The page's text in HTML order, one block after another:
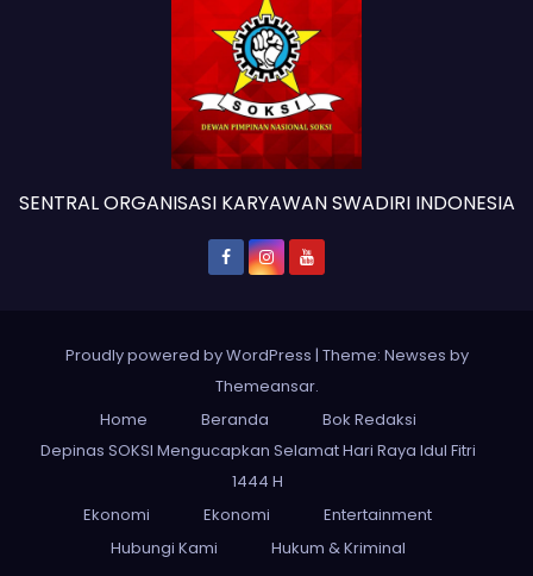
SENTRAL ORGANISASI KARYAWAN SWADIRI INDONESIA
Proudly powered by WordPress | Theme: Newses by
Themeansar.
Home
Beranda
Bok Redaksi
Depinas SOKSI Mengucapkan Selamat Hari Raya Idul Fitri
1444 H
Ekonomi
Ekonomi
Entertainment
Hubungi Kami
Hukum & Kriminal